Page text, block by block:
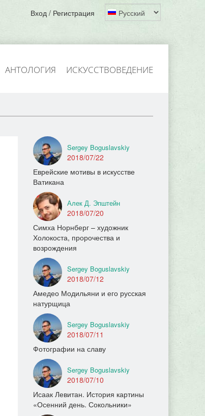
Вход / Регистрация
АНТОЛОГИЯ ИСКУССТВОВЕДЕНИЕ
Sergey Boguslavskiy
2018/07/22
Еврейские мотивы в искусстве
Ватикана
Алек Д. Эпштейн
2018/07/20
Симха Норнберг – художник
Холокоста, пророчества и
возрождения
Sergey Boguslavskiy
2018/07/12
Амедео Модильяни и его русская
натурщица
Sergey Boguslavskiy
2018/07/11
Фотографии на славу
Sergey Boguslavskiy
2018/07/10
Исаак Левитан. История картины
«Осенний день. Сокольники»